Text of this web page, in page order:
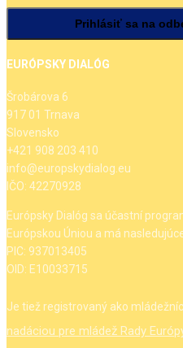
EURÓPSKY DIALÓG
Šrobárova 6
917 01 Trnava
Slovensko
+421 908 203 410
info@europskydialog.eu
IČO: 42270928
Európsky Dialóg sa účastní
Európskou Úniou a má
PIC: 937013405
OID: E10033715
Je tiež registrovaný ako
nadáciou pre mládež Rady